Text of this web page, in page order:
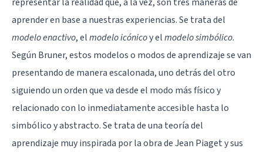
aprender en base a nuestras experiencias. Se trata del
modelo enactivo, elmodelo icónicoy elmodelo simbólico.
Según Bruner, estos modelos o modos de aprendizaje se van
presentando de manera escalonada, uno detrás del otro
siguiendo un orden que va desde el modo más físico y
relacionado con lo inmediatamente accesible hasta lo
simbólico y abstracto. Se trata de una teoría del
aprendizaje muy inspirada por la obra deJean Piagety sus